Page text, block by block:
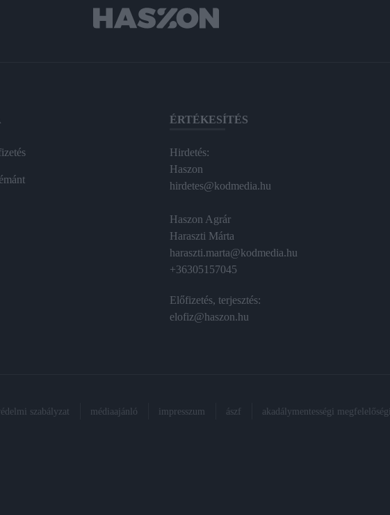
ÉRTÉKESÍTÉS
Hirdetés:
Haszon
hirdetes@kodmedia.hu
Haszon Agrár
Haraszti Márta
haraszti.marta@kodmedia.hu
+36305157045
Előfizetés, terjesztés:
elofiz@haszon.hu
szabályzat médiaajánló impresszum ászf akadálymentességi